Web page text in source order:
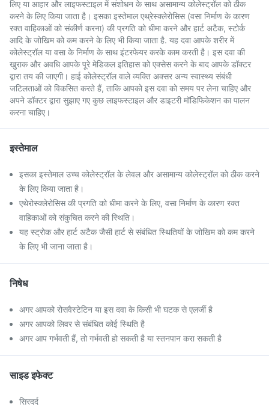
लिए या आहार और लाइफस्टाइल में संशोधन के साथ असामान्य कोलेस्ट्रॉल को ठीक
करने के लिए किया जाता है। इसका इस्तेमाल एथ्रेस्क्लेरोसिस (वसा निर्माण के कारण
रक्त वाहिकाओं को संकीर्ण करना) की प्रगति को धीमा करने और हार्ट अटैक, स्टोर्क
आदि के जोखिम को कम करने के लिए भी किया जाता है. यह दवा आपके शरीर में
कोलेस्ट्रॉल या वसा के निर्माण के साथ इंटरफेयर करके काम करती है। इस दवा की
खुराक और अवधि आपके पूरे मेडिकल इतिहास को एक्सेस करने के बाद आपके डॉक्टर
द्वारा तय की जाएगी। हाई कोलेस्ट्रॉल वाले व्यक्ति अक्सर अन्य स्वास्थ्य संबंधी
जटिलताओं को विकसित करते हैं, ताकि आपको इस दवा को समय पर लेना चाहिए और
अपने डॉक्टर द्वारा सुझाए गए कुछ लाइफस्टाइल और डाइटरी मॉडिफिकेशन का पालन
करना चाहिए।
इस्तेमाल
इसका इस्तेमाल उच्च कोलेस्ट्रॉल के लेवल और असामान्य कोलेस्ट्रॉल को ठीक करने
के लिए किया जाता है।
एथेरोस्क्लेरोसिस की प्रगति को धीमा करने के लिए, वसा निर्माण के कारण रक्त
वाहिकाओं को संकुचित करने की स्थिति।
यह स्ट्रोक और हार्ट अटैक जैसी हार्ट से संबंधित स्थितियों के जोखिम को कम करने
के लिए भी जाना जाता है।
निषेध
अगर आपको रोसवैस्टेटिन या इस दवा के किसी भी घटक से एलर्जी है
अगर आपको लिवर से संबंधित कोई स्थिति है
अगर आप गर्भवती हैं, तो गर्भवती हो सकती है या स्तनपान करा सकती है
साइड इफेक्ट
सिरदर्द